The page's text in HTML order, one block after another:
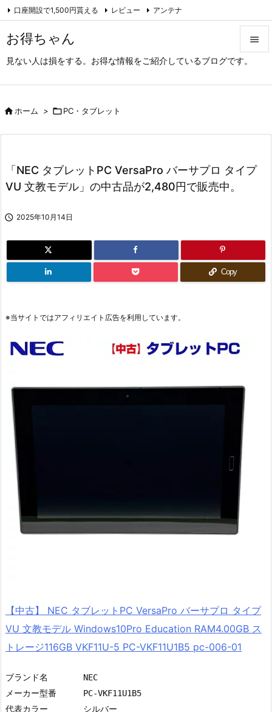
お得ちゃん
見ない人は損をする。お得な情報をご紹介しているブログです。

次へ
口座開設で1,500円貰える レビュー アンテナ
アーカイブ（旧サイト）
ホーム > PC・タブレット
「NEC タブレットPC VersaPro バーサプロ タイプ
VU 文教モデル」の中古品が2,480円で販売中。
 2025年10月14日
Copy
※当サイトではアフィリエイト広告を利用しています。
【中古】 NEC タブレットPC VersaPro バーサプロ タイプ
VU 文教モデル Windows10Pro Education RAM4.00GB ス
トレージ116GB VKF11U-5 PC-VKF11U1B5 pc-006-01
ブランド名	NEC
メーカー型番	PC-VKF11U1B5
代表カラー	シルバー